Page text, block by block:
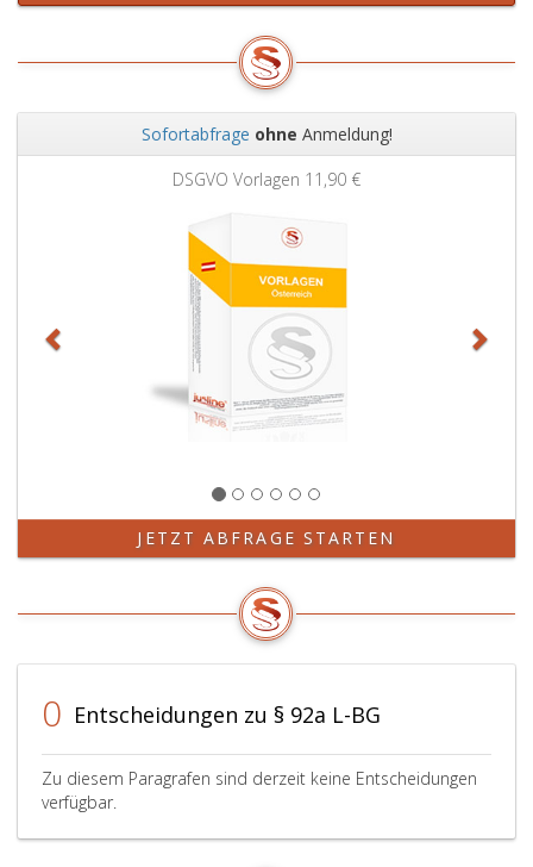
Sofortabfrage ohne Anmeldung!
DSGVO Vorlagen 11,90 €
JETZT ABFRAGE STARTEN
0 Entscheidungen zu § 92a L-BG
Zu diesem Paragrafen sind derzeit keine Entscheidungen
verfügbar.